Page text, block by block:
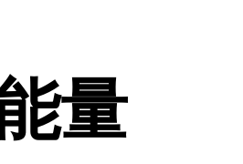
量